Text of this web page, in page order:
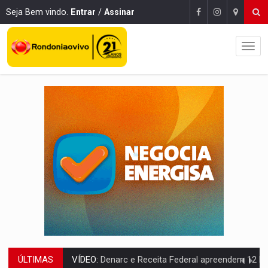
Seja Bem vindo. Entrar / Assinar
ÚLTIMAS OPERAÇÃO DA PC:Membros do CV são presos com armas e drogas após